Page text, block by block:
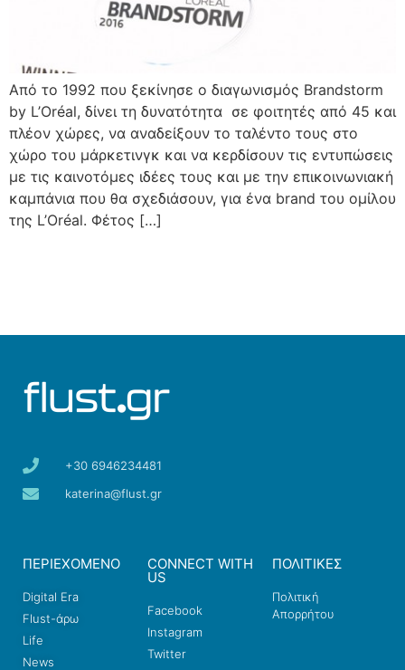
Από το 1992 που ξεκίνησε ο διαγωνισμός Brandstorm
by L’Oréal, δίνει τη δυνατότητα σε φοιτητές από 45 και
πλέον χώρες, να αναδείξουν το ταλέντο τους στο
χώρο του μάρκετινγκ και να κερδίσουν τις εντυπώσεις
με τις καινοτόμες ιδέες τους και με την επικοινωνιακή
καμπάνια που θα σχεδιάσουν, για ένα brand του ομίλου
της L’Oréal. Φέτος […]
+30 6946234481
katerina@flust.gr
ΠΕΡΙΕΧΟΜΕΝΟ
Digital Era
Flust-άρω
Life
News
CONNECT WITH
US
Facebook
Instagram
Twitter
ΠΟΛΙΤΙΚΕΣ
Πολιτική
Απορρήτου